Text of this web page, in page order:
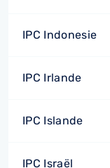
IPC Indonesie
IPC Irlande
IPC Islande
IPC Israël